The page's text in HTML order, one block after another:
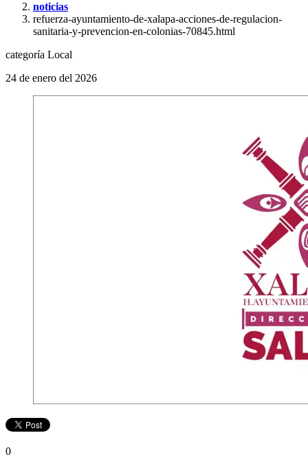
noticias
refuerza-ayuntamiento-de-xalapa-acciones-de-regulacion-
sanitaria-y-prevencion-en-colonias-70845.html
categoría Local
24 de enero del 2026
0